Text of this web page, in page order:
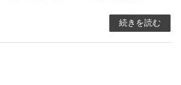
続きを読む